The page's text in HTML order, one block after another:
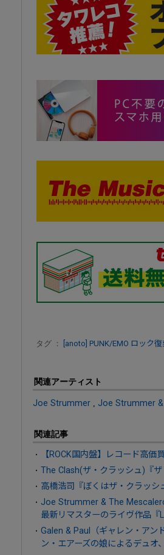
タグ ： [anoto] PUNK/EMO ロック
関連アーティスト
Joe Strummer Joe Strummer
関連記事
【ROCK国内盤】レコード高価
The Clash(ザ・クラッシュ)『
高橋浩司『ぼくはザ・クラッ
Joe Strummer & The
最新リマスターのライヴ作品『
Galen & Paul（ギャレン・アン
ン・エアーズの娘によるデュ